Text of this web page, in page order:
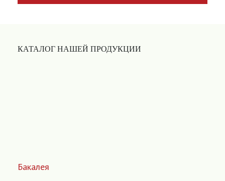
КАТАЛОГ НАШЕЙ ПРОДУКЦИИ
Бакалея